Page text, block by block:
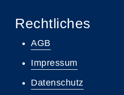
Rechtliches
AGB
Impressum
Datenschutz